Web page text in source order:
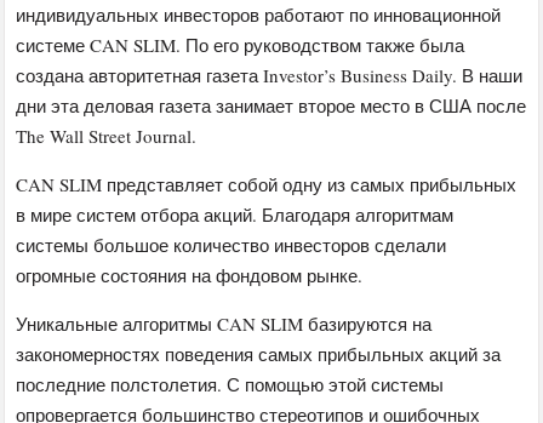
индивидуальных инвесторов работают по инновационной
системе CAN SLIM. По его руководством также была
создана авторитетная газета Investor’s Business Daily. В наши
дни эта деловая газета занимает второе место в США после
The Wall Street Journal.
CAN SLIM представляет собой одну из самых прибыльных
в мире систем отбора акций. Благодаря алгоритмам
системы большое количество инвесторов сделали
огромные состояния на фондовом рынке.
Уникальные алгоритмы CAN SLIM базируются на
закономерностях поведения самых прибыльных акций за
последние полстолетия. С помощью этой системы
опровергается большинство стереотипов и ошибочных